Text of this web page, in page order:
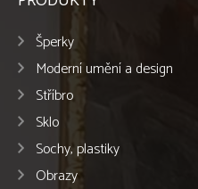
Šperky
Moderní umění a design
Stříbro
Sklo
Sochy, plastiky
Obrazy